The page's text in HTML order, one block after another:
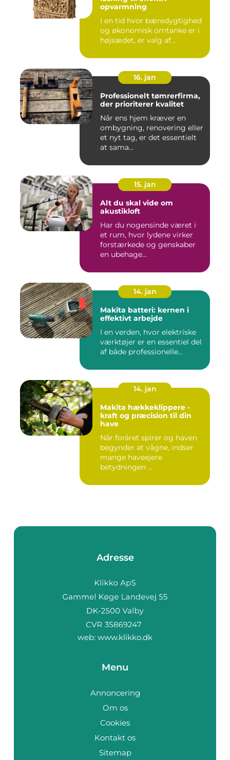
opvarmning
I en tid hvor bæredygtighed
og økonomisk omtanke er i
højsædet, er valg af...
16. jan
Professionelt tømrerfirma,
der prioriterer kvalitet
Når ens hjem kræver en
ombygning, renovering eller
et nyt tag, er det essentielt
at sama...
15. jan
Alt du skal vide om
akustikloft
Har du nogensinde været i
et rum, hvor lydene virker
forstærkede og genskaber
en ubehage...
14. jan
Makita batteri: kernen i
effektivt arbejde
I en verden, hvor elektriske
værktøjer er en essentiel del
af både professionelle...
14. jan
Makita hækkeklippere -
kraft og præcision til din
have
Når foråret spirer og haven
begynder at vågne, indser
mange haveejere
betydningen ...
Adresse
web: www.klikko.dk
Menu
Annoncering
Om os
Cookies
Kontakt os
Sitemap